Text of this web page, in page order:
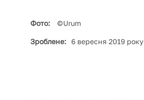
Фото: ©Urum
Зроблене: 6 вересня 2019 року